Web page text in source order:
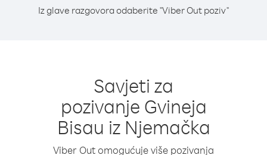
Iz glave razgovora odaberite "Viber Out poziv"
Savjeti za
pozivanje Gvineja
Bisau iz Njemačka
Viber Out omogućuje više pozivanja